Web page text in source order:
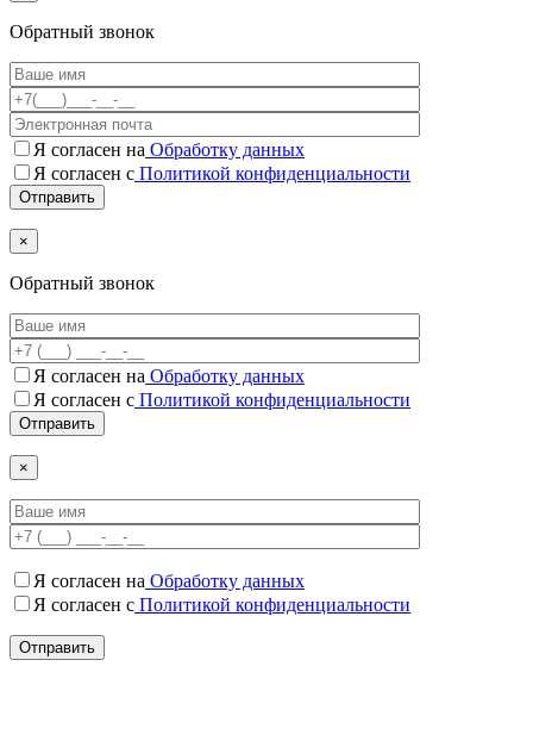
Обратный звонок
Я согласен на Обработку данных
Я согласен с Политикой конфиденциальности
×
Обратный звонок
Я согласен на Обработку данных
Я согласен c Политикой конфиденциальности
×
Я согласен на Обработку данных
Я согласен c Политикой конфиденциальности